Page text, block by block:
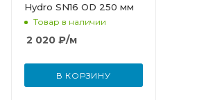
Hydro SN16 OD 250 мм
Товар в наличии
2 020 ₽/м
В КОРЗИНУ